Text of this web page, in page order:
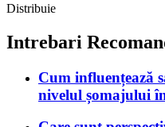
Distribuie
Intrebari
Cum influențează
nivelul șomajului